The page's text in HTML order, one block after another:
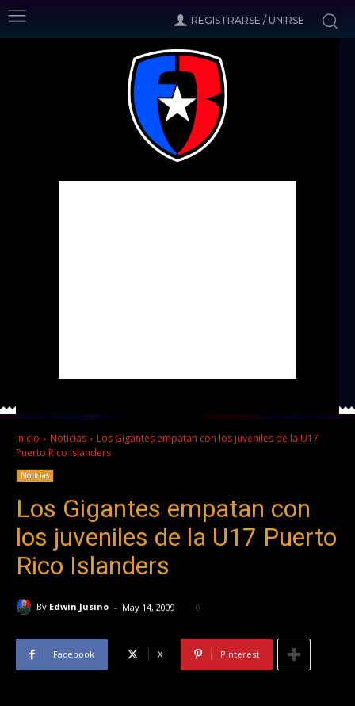
REGISTRARSE / UNIRSE
Inicio Noticias
Los Gigantes empatan con los juveniles de la U17
Puerto Rico Islanders
Noticias
Los Gigantes empatan con
los juveniles de la U17 Puerto
Rico Islanders
By Edwin Jusino - May 14, 2009 0
Facebook X Pinterest